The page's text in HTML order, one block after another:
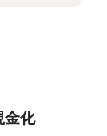
金化